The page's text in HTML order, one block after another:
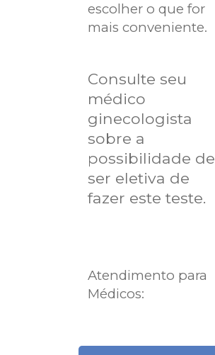
escolher o que for
mais conveniente.
Consulte seu
médico
ginecologista
sobre a
possibilidade de
ser eletiva de
fazer este teste.
Atendimento para
Médicos: